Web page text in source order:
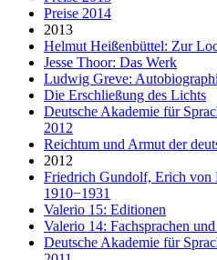
Preise 2014
2013
Helmut Heißenbüttel: Zur
Jesse Thoor: Das Werk
Ludwig Greve:
Die Erschließung des Lichts
Deutsche Akademie für
2012
Reichtum und Armut der
2012
Friedrich Gundolf, Erich von
1910−1931
Valerio 15: Editionen
Valerio 14: Fachsprachen
Deutsche Akademie für